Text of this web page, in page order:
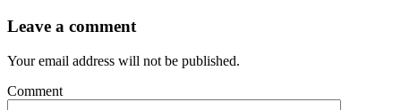
Leave a comment
Your email address will not be published.
Comment